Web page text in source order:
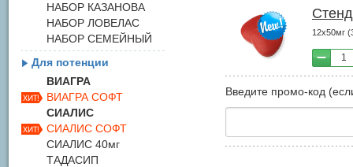
12х50мг
1
Введите промо-код
НАБОР КАЗАНОВА
НАБОР ЛОВЕЛАС
НАБОР СЕМЕЙНЫЙ
Для потенции
ВИАГРА
ВИАГРА СОФТ
СИАЛИС
СИАЛИС СОФТ
СИАЛИС 40мг
ТАДАСИП